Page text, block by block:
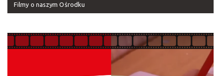
Filmy o naszym Ośrodku